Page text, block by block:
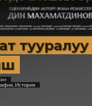
тууралуу
История